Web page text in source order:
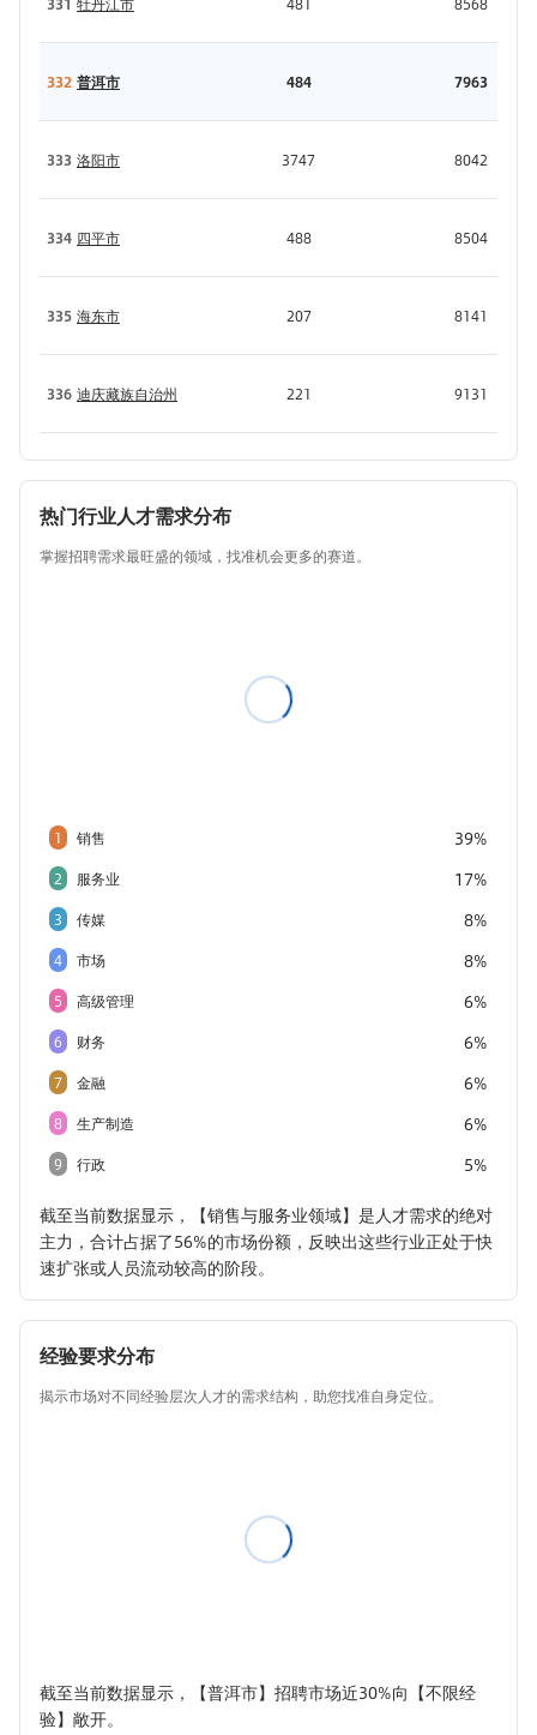
332 普洱市 484 7963
333 洛阳市 3747 8042
334 四平市 488 8504
335 海东市 207 8141
336 迪庆藏族自治州 221 9131
热门行业人才需求分布
掌握招聘需求最旺盛的领域，找准机会更多的赛道。
1 销售 39%
2 服务业 17%
3 传媒 8%
4 市场 8%
5 高级管理 6%
6 财务 6%
7 金融 6%
8 生产制造 6%
9 行政
5%
截至当前数据显示，【销售与服务业领域】是人才需求的绝对
主力，合计占据了56%的市场份额，反映出这些行业正处于快
速扩张或人员流动较高的阶段。
经验要求分布
揭示市场对不同经验层次人才的需求结构，助您找准自身定位。
截至当前数据显示，【普洱市】招聘市场近30%向【不限经
验】敞开。